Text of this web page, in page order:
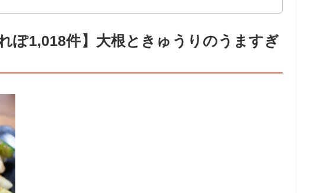
ぽ1,018件】大根ときゅうりのうますぎ